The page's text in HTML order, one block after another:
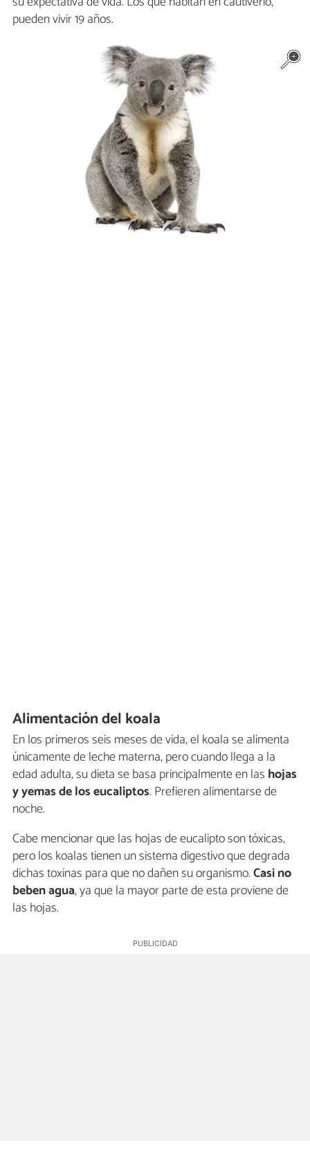
pueden vivir 19 años.
Alimentación del koala
En los primeros seis meses de vida, el koala se alimenta
únicamente de leche materna, pero cuando llega a la
edad adulta, su dieta se basa principalmente en las hojas
y yemas de los eucaliptos. Prefieren alimentarse de
noche.
Cabe mencionar que las hojas de eucalipto son tóxicas,
pero los koalas tienen un sistema digestivo que degrada
dichas toxinas para que no dañen su organismo.Casi no
beben agua, ya que la mayor parte de esta proviene de
las hojas.